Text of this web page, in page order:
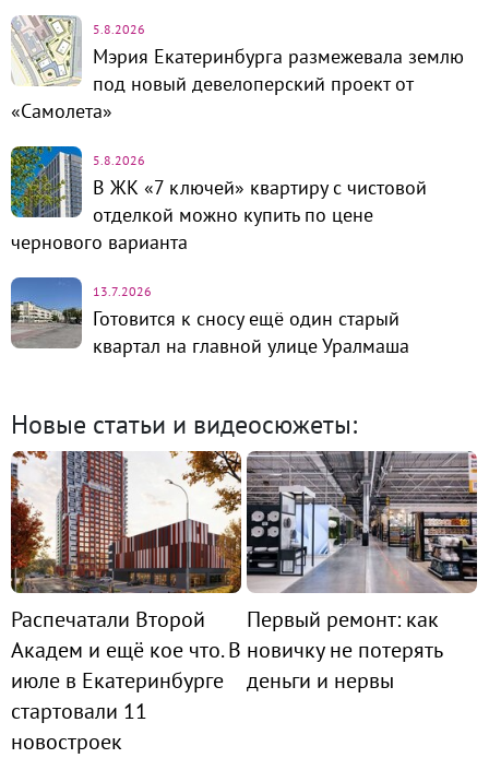
5.8.2026
Мэрия Екатеринбурга размежевала землю
под новый девелоперский проект от
«Самолета»
5.8.2026
В ЖК «7 ключей» квартиру с чистовой
отделкой можно купить по цене
чернового варианта
13.7.2026
Готовится к сносу ещё один старый
квартал на главной улице Уралмаша
Новые статьи и видеосюжеты:
Распечатали Второй
Академ и ещё кое что. В
июле в Екатеринбурге
стартовали 11
новостроек
Первый ремонт: как
новичку не потерять
деньги и нервы